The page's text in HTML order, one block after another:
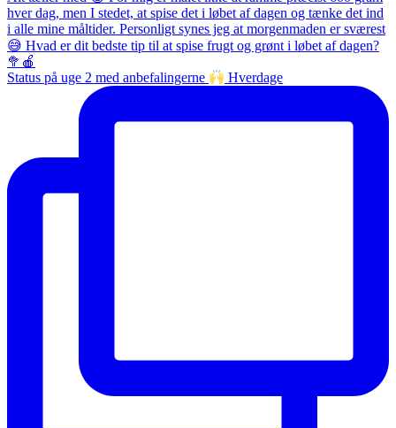
Status på uge 2 med anbefalingerne Hverdage